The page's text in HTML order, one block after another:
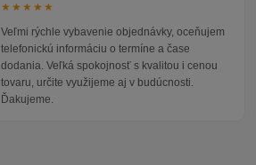
★★★★★
Veľmi rýchle vybavenie objednávky, oceňujem
telefonickú informáciu o termíne a čase
dodania. Veľká spokojnosť s kvalitou i cenou
tovaru, určite využijeme aj v budúcnosti.
Ďakujeme.